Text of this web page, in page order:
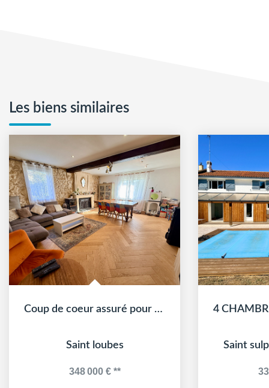
Les biens similaires
Coup de coeur assuré pour cette maison récemment rénovée...
Saint loubes
348 000 €**
Saint